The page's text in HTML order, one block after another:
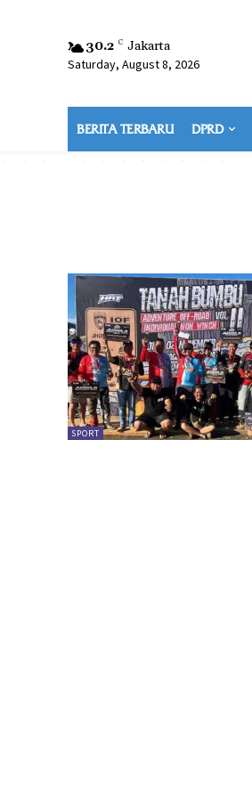
30.2 C Jakarta
Saturday, August 8, 2026
BERITA TERBARU DPRD
SPORT